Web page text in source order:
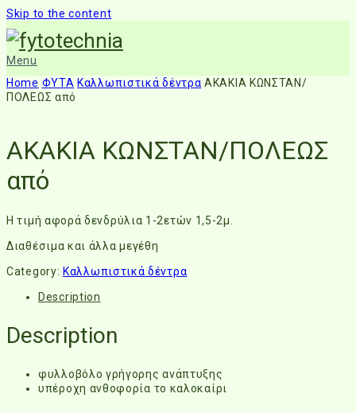
Skip to the content
Menu
Home ΦΥΤΑ Καλλωπιστικά δέντρα ΑΚΑΚΙΑ ΚΩΝΣΤΑΝ/
ΠΟΛΕΩΣ από
ΑΚΑΚΙΑ ΚΩΝΣΤΑΝ/ΠΟΛΕΩΣ
από
Η τιμή αφορά δενδρύλια 1-2ετών 1,5-2μ.
Διαθέσιμα και άλλα μεγέθη
Category: Καλλωπιστικά δέντρα
Description
Description
φυλλοβόλο γρήγορης ανάπτυξης
υπέροχη ανθοφορία το καλοκαίρι